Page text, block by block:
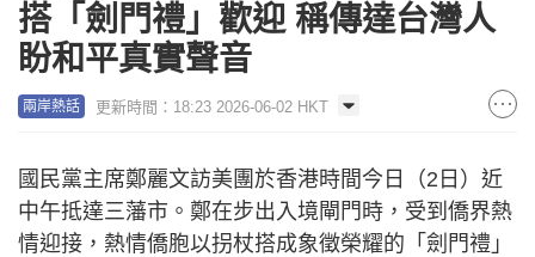
搭「劍門禮」歡迎 稱傳達台灣人
盼和平真實聲音
兩岸熱話 更新時間：18:23 2026-06-02 HKT
國民黨主席鄭麗文訪美團於香港時間今日（2日）近
中午抵達三藩市。鄭在步出入境閘門時，受到僑界熱
情迎接，熱情僑胞以拐杖搭成象徵榮耀的「劍門禮」